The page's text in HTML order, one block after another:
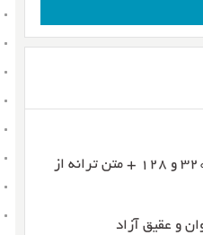
با عنوان من آدم رویای تو نیستم با دو کیفیت ۳۲۰ و ۱۲۸ + متن ترانه از
و عقیق آزاد